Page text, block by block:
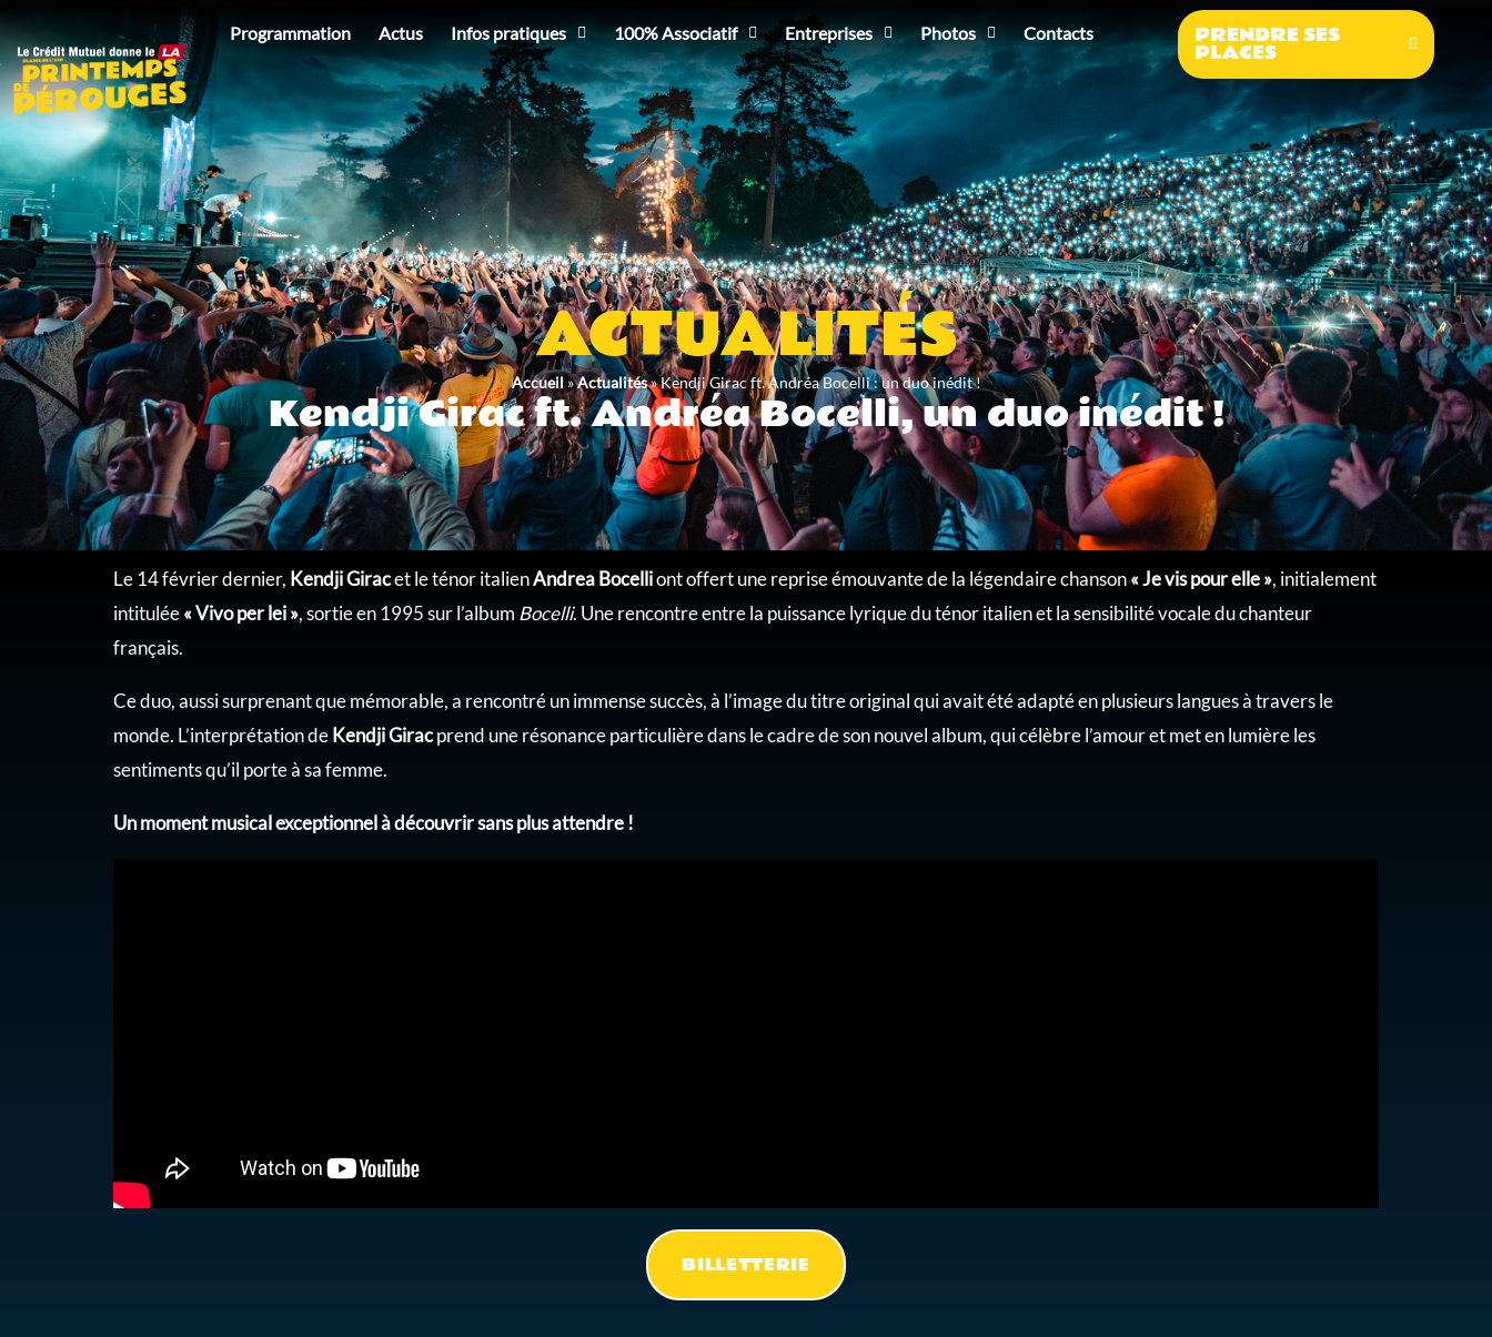
contenu
Programmation Actus Infos pratiques 100% Associatif Entreprises Photos Contacts PRENDRE SES
PLACES
ACTUALITÉS
Accueil »Actualités»Kendji Girac ft. Andréa Bocelli : un duo inédit !
Kendji Girac ft. Andréa Bocelli, un duo inédit !
Le 14 février dernier, Kendji Giracet le ténor italienAndrea Bocelliont offert une reprise émouvante de la légendaire chanson« Je vis pour elle », initialement
intitulée« Vivo per lei », sortie en 1995 sur l’album Bocelli. Une rencontre entre la puissance lyrique du ténor italien et la sensibilité vocale du chanteur
français.
Ce duo, aussi surprenant que mémorable, a rencontré un immense succès, à l’image du titre original qui avait été adapté en plusieurs langues à travers le
monde. L’interprétation deKendji Giracprend une résonance particulière dans le cadre de son nouvel album, qui célèbre l’amour et met en lumière les
sentiments qu’il porte à sa femme.
Un moment musical exceptionnel à découvrir sans plus attendre !
BILLETTERIE